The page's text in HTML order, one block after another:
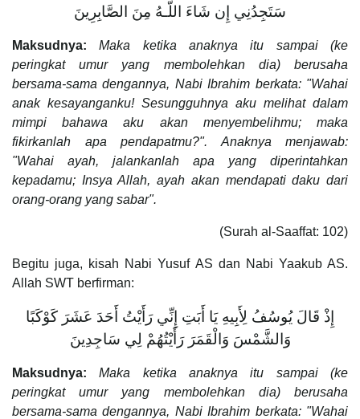
سَتَجِدُنِي إِن شَاءَ اللَّـهُ مِنَ الصَّابِرِينَ
Maksudnya:Maka ketika anaknya itu sampai (ke
peringkat umur yang membolehkan dia) berusaha
bersama-sama dengannya, Nabi Ibrahim berkata: "Wahai
anak kesayanganku! Sesungguhnya aku melihat dalam
mimpi bahawa aku akan menyembelihmu; maka
fikirkanlah apa pendapatmu?". Anaknya menjawab:
"Wahai ayah, jalankanlah apa yang diperintahkan
kepadamu; Insya Allah, ayah akan mendapati daku dari
orang-orang yang sabar".
(Surah al-Saaffat: 102)
Begitu juga, kisah Nabi Yusuf AS dan Nabi Yaakub AS.
Allah SWT berfirman:
إِذْ قَالَ يُوسُفُ لِأَبِيهِ يَا أَبَتِ إِنِّي رَأَيْتُ أَحَدَ عَشَرَ كَوْكَبًا
وَالشَّمْسَ وَالْقَمَرَ رَأَيْتُهُمْ لِي سَاجِدِينَ
Maksudnya:Maka ketika anaknya itu sampai (ke
peringkat umur yang membolehkan dia) berusaha
bersama-sama dengannya, Nabi Ibrahim berkata: "Wahai